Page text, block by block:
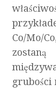
Co/Mo/
grubości